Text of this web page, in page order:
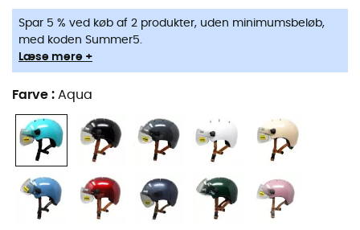
Spar 5 % ved køb af 2 produkter, uden minimumsbeløb,
med koden Summer5.
Læse mere +
Farve : Aqua